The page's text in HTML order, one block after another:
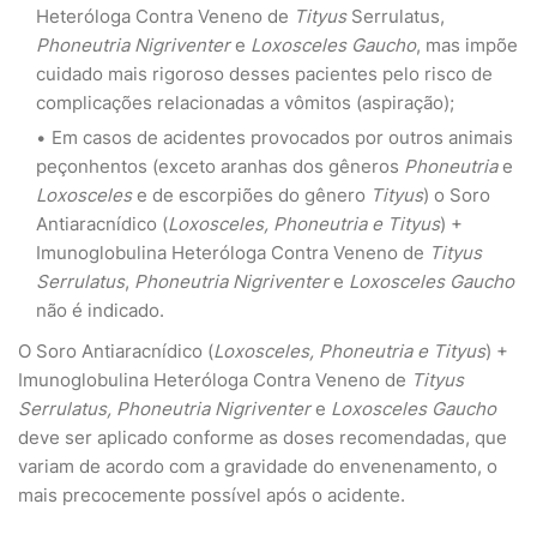
Heteróloga Contra Veneno de Tityus Serrulatus,
Phoneutria Nigriventere Loxosceles Gaucho, mas impõe
cuidado mais rigoroso desses pacientes pelo risco de
complicações relacionadas a vômitos (aspiração);
Em casos de acidentes provocados por outros animais
peçonhentos (exceto aranhas dos gêneros Phoneutriae
Loxoscelese de escorpiões do gênero Tityus) o Soro
Antiaracnídico (Loxosceles, Phoneutria e Tityus) +
Imunoglobulina Heteróloga Contra Veneno de Tityus
Serrulatus, Phoneutria Nigriventere Loxosceles Gaucho
não é indicado.
O Soro Antiaracnídico (Loxosceles, Phoneutria e Tityus) +
Imunoglobulina Heteróloga Contra Veneno de Tityus
Serrulatus, Phoneutria Nigriventere Loxosceles Gaucho
deve ser aplicado conforme as doses recomendadas, que
variam de acordo com a gravidade do envenenamento, o
mais precocemente possível após o acidente.